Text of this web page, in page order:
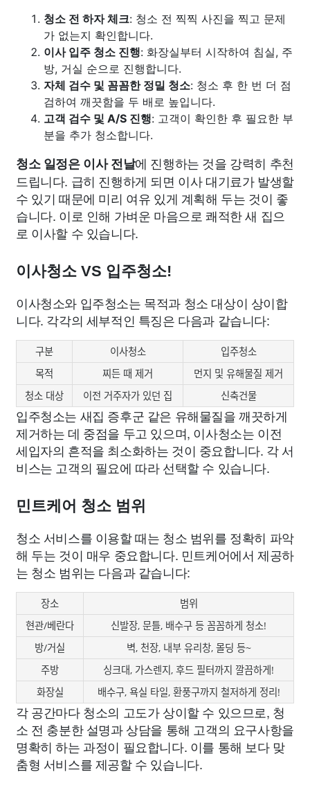
청소 전 하자 체크: 청소 전 찍찍 사진을 찍고 문제
가 없는지 확인합니다.
이사 입주 청소 진행: 화장실부터 시작하여 침실, 주
방, 거실 순으로 진행합니다.
자체 검수 및 꼼꼼한 정밀 청소: 청소 후 한 번 더 점
검하여 깨끗함을 두 배로 높입니다.
고객 검수 및 A/S 진행: 고객이 확인한 후 필요한 부
분을 추가 청소합니다.
청소 일정은 이사 전날에 진행하는 것을 강력히 추천
드립니다. 급히 진행하게 되면 이사 대기료가 발생할
수 있기 때문에 미리 여유 있게 계획해 두는 것이 좋
습니다. 이로 인해 가벼운 마음으로 쾌적한 새 집으
로 이사할 수 있습니다.
이사청소 VS 입주청소!
이사청소와 입주청소는 목적과 청소 대상이 상이합
니다. 각각의 세부적인 특징은 다음과 같습니다:
구분 이사청소
입주청소
목적
찌든 때 제거
먼지 및 유해물질 제거
청소 대상
이전 거주자가 있던 집 신축건물
입주청소는 새집 증후군 같은 유해물질을 깨끗하게
제거하는 데 중점을 두고 있으며, 이사청소는 이전
세입자의 흔적을 최소화하는 것이 중요합니다. 각 서
비스는 고객의 필요에 따라 선택할 수 있습니다.
민트케어 청소 범위
청소 서비스를 이용할 때는 청소 범위를 정확히 파악
해 두는 것이 매우 중요합니다. 민트케어에서 제공하
는 청소 범위는 다음과 같습니다:
장소
범위
현관/베란다
신발장, 문틀, 배수구 등 꼼꼼하게 청소!
방/거실
벽, 천장, 내부 유리창, 몰딩 등~
주방
싱크대, 가스렌지, 후드 필터까지 깔끔하게!
화장실
배수구, 욕실 타일, 환풍구까지 철저하게 정리!
각 공간마다 청소의 고도가 상이할 수 있으므로, 청
소 전 충분한 설명과 상담을 통해 고객의 요구사항을
명확히 하는 과정이 필요합니다. 이를 통해 보다 맞
춤형 서비스를 제공할 수 있습니다.